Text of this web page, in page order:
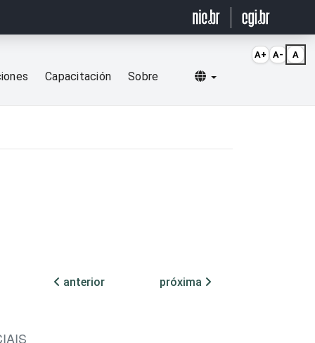
Capacitación Sobre Selecionar idioma
anterior próxima
A+ A- A